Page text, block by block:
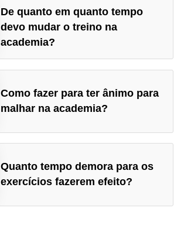
De quanto em quanto tempo
devo mudar o treino na
academia?
Como fazer para ter ânimo para
malhar na academia?
Quanto tempo demora para os
exercícios fazerem efeito?